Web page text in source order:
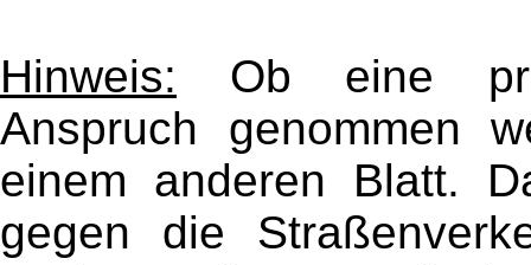
Hinweis: Ob eine
Anspruch genommen
einem anderen Blatt.
gegen die